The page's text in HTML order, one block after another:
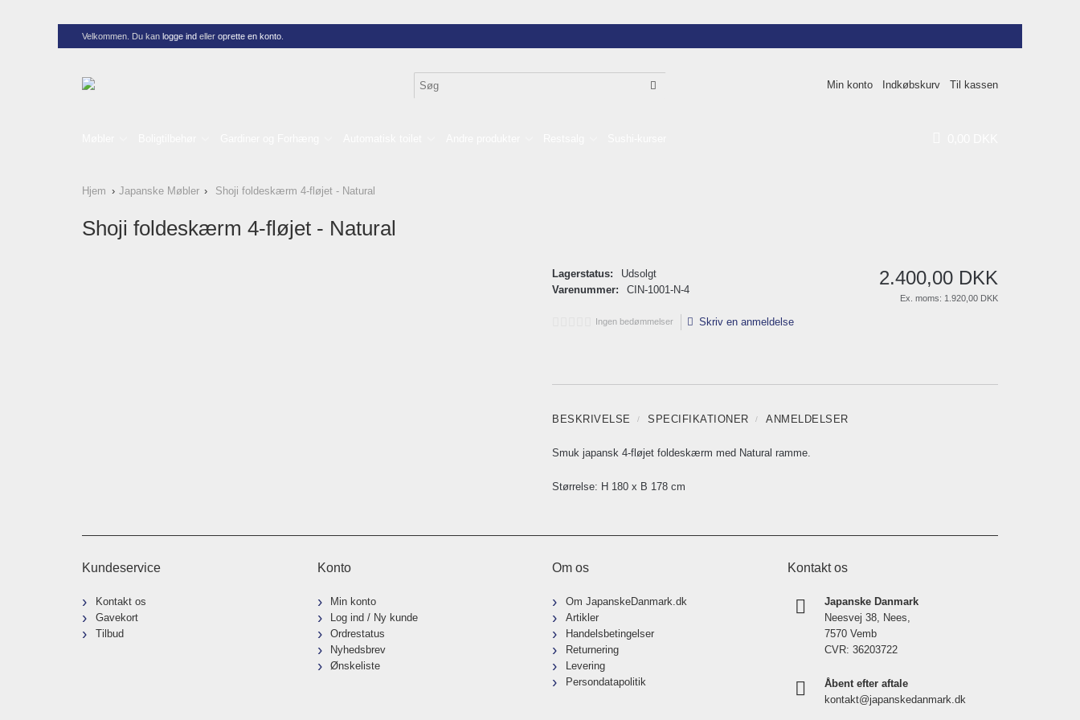
Velkommen. Du kan logge ind eller oprette en konto
Min konto Indkøbskurv Til kassen
Hjem Japanske Møbler Shoji foldeskærm 4-fløjet - Natural
Shoji foldeskærm 4-fløjet - Natural
2.400,00 DKK
Ex. moms: 1.920,00 DKK
Lagerstatus:
Udsolgt
Varenummer:
CIN-1001-N-4
Ingen bedømmelser Skriv en anmeldelse
BESKRIVELSE SPECIFIKATIONER ANMELDELSER
Smuk japansk 4-fløjet foldeskærm med Natural ramme.
Størrelse: H 180 x B 178 cm
Kundeservice
Kontakt os
Gavekort
Tilbud
Konto
Min konto
Log ind / Ny kunde
Ordrestatus
Nyhedsbrev
Ønskeliste
Om os
Om JapanskeDanmark.dk
Artikler
Handelsbetingelser
Returnering
Levering
Persondatapolitik
Kontakt os
Japanske Danmark
Neesvej 38, Nees,
7570 Vemb
CVR: 36203722
Åbent efter aftale
kontakt@japanskedanmark.dk